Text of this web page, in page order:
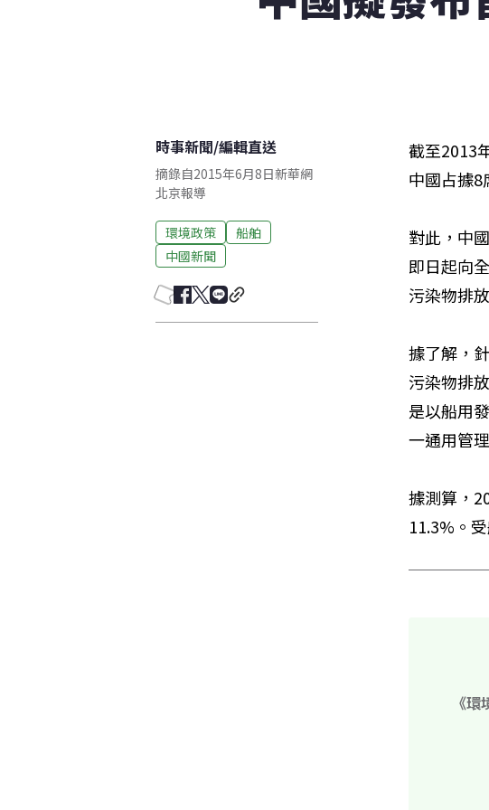
時事新聞/編輯直送
摘錄自2015年6月8日新華網
北京報導
環境政策
船舶
中國新聞
截至2013
中國占據8
對此，中
即日起向
污染物排
據了解，
污染物排
是以船用
一通用管
據測算，
11.3%。
《